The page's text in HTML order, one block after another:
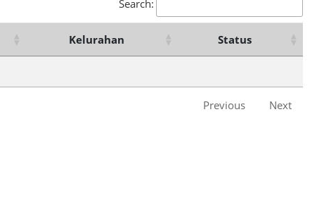
Search:
Kelurahan Status
Previous Next